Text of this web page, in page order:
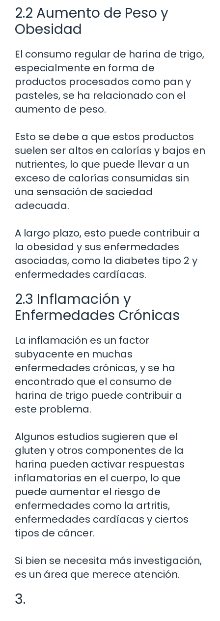
2.2 Aumento de Peso y
Obesidad
El consumo regular de harina de trigo,
especialmente en forma de
productos procesados como pan y
pasteles, se ha relacionado con el
aumento de peso.
Esto se debe a que estos productos
suelen ser altos en calorías y bajos en
nutrientes, lo que puede llevar a un
exceso de calorías consumidas sin
una sensación de saciedad
adecuada.
A largo plazo, esto puede contribuir a
la obesidad y sus enfermedades
asociadas, como la diabetes tipo 2 y
enfermedades cardíacas.
2.3 Inflamación y
Enfermedades Crónicas
La inflamación es un factor
subyacente en muchas
enfermedades crónicas, y se ha
encontrado que el consumo de
harina de trigo puede contribuir a
este problema.
Algunos estudios sugieren que el
gluten y otros componentes de la
harina pueden activar respuestas
inflamatorias en el cuerpo, lo que
puede aumentar el riesgo de
enfermedades como la artritis,
enfermedades cardíacas y ciertos
tipos de cáncer.
Si bien se necesita más investigación,
es un área que merece atención.
3.